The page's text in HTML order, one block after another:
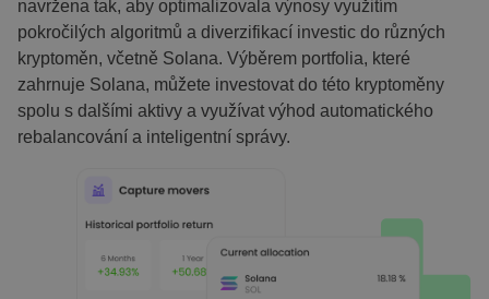
navržena tak, aby optimalizovala výnosy využitím
pokročilých algoritmů a diverzifikací investic do různých
kryptoměn, včetně Solana. Výběrem portfolia, které
zahrnuje Solana, můžete investovat do této kryptoměny
spolu s dalšími aktivy a využívat výhod automatického
rebalancování a inteligentní správy.